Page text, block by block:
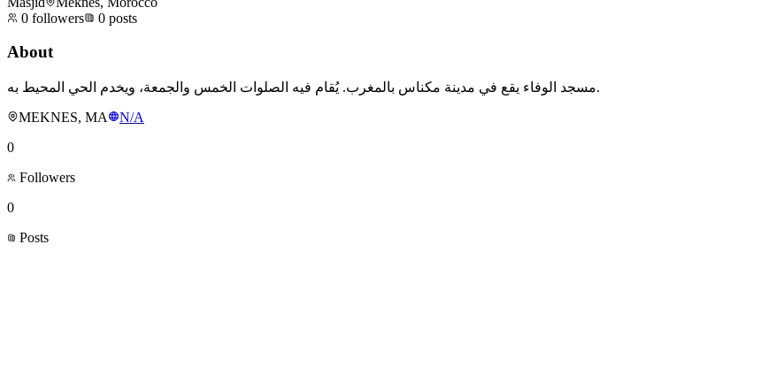
0 followers 0 posts
About
مسجد الوفاء يقع في مدينة مكناس بالمغرب. يُقام فيه الصلوات الخمس والجمعة، ويخدم الحي المحيط به.
MEKNES, MA
N/A
0
Followers
0
Posts